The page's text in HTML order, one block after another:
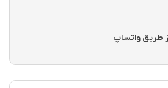
طریق واتساپ